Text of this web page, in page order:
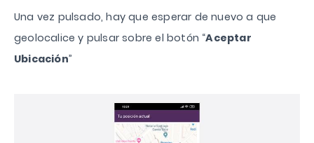
Una vez pulsado, hay que esperar de nuevo a que
geolocalice y pulsar sobre el botón “Aceptar
Ubicación”